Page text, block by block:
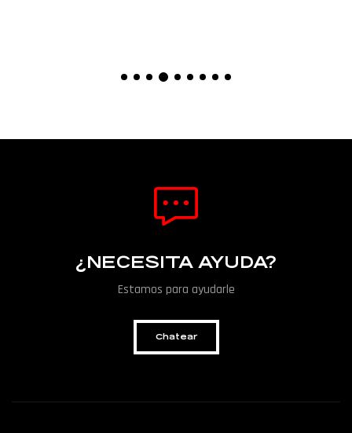
¿NECESITA AYUDA?
Estamos para ayudarle
Chatear